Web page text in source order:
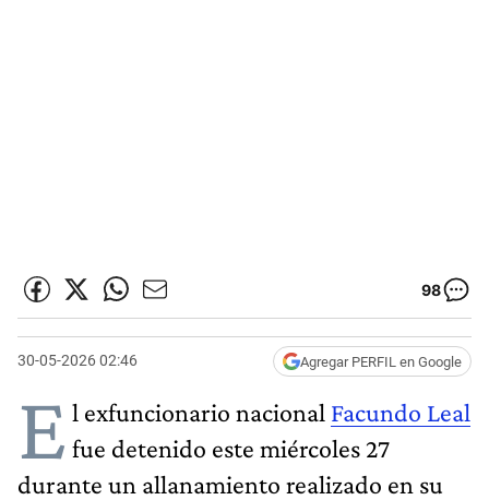
98
30-05-2026 02:46 Agregar PERFIL en Google
E l exfuncionario nacional Facundo Leal
fue detenido este miércoles 27
durante un allanamiento realizado en su